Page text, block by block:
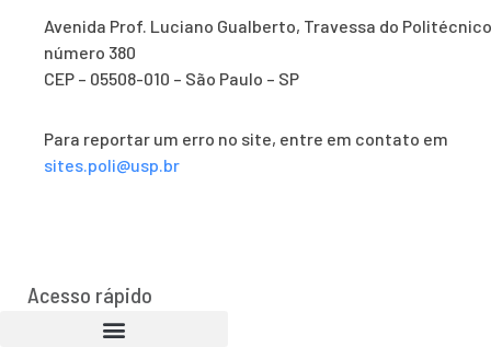
Avenida Prof. Luciano Gualberto, Travessa do
número 380
CEP – 05508-010 – São Paulo – SP
Para reportar um erro no site, entre em contato em
sites.poli@usp.br
Acesso rápido